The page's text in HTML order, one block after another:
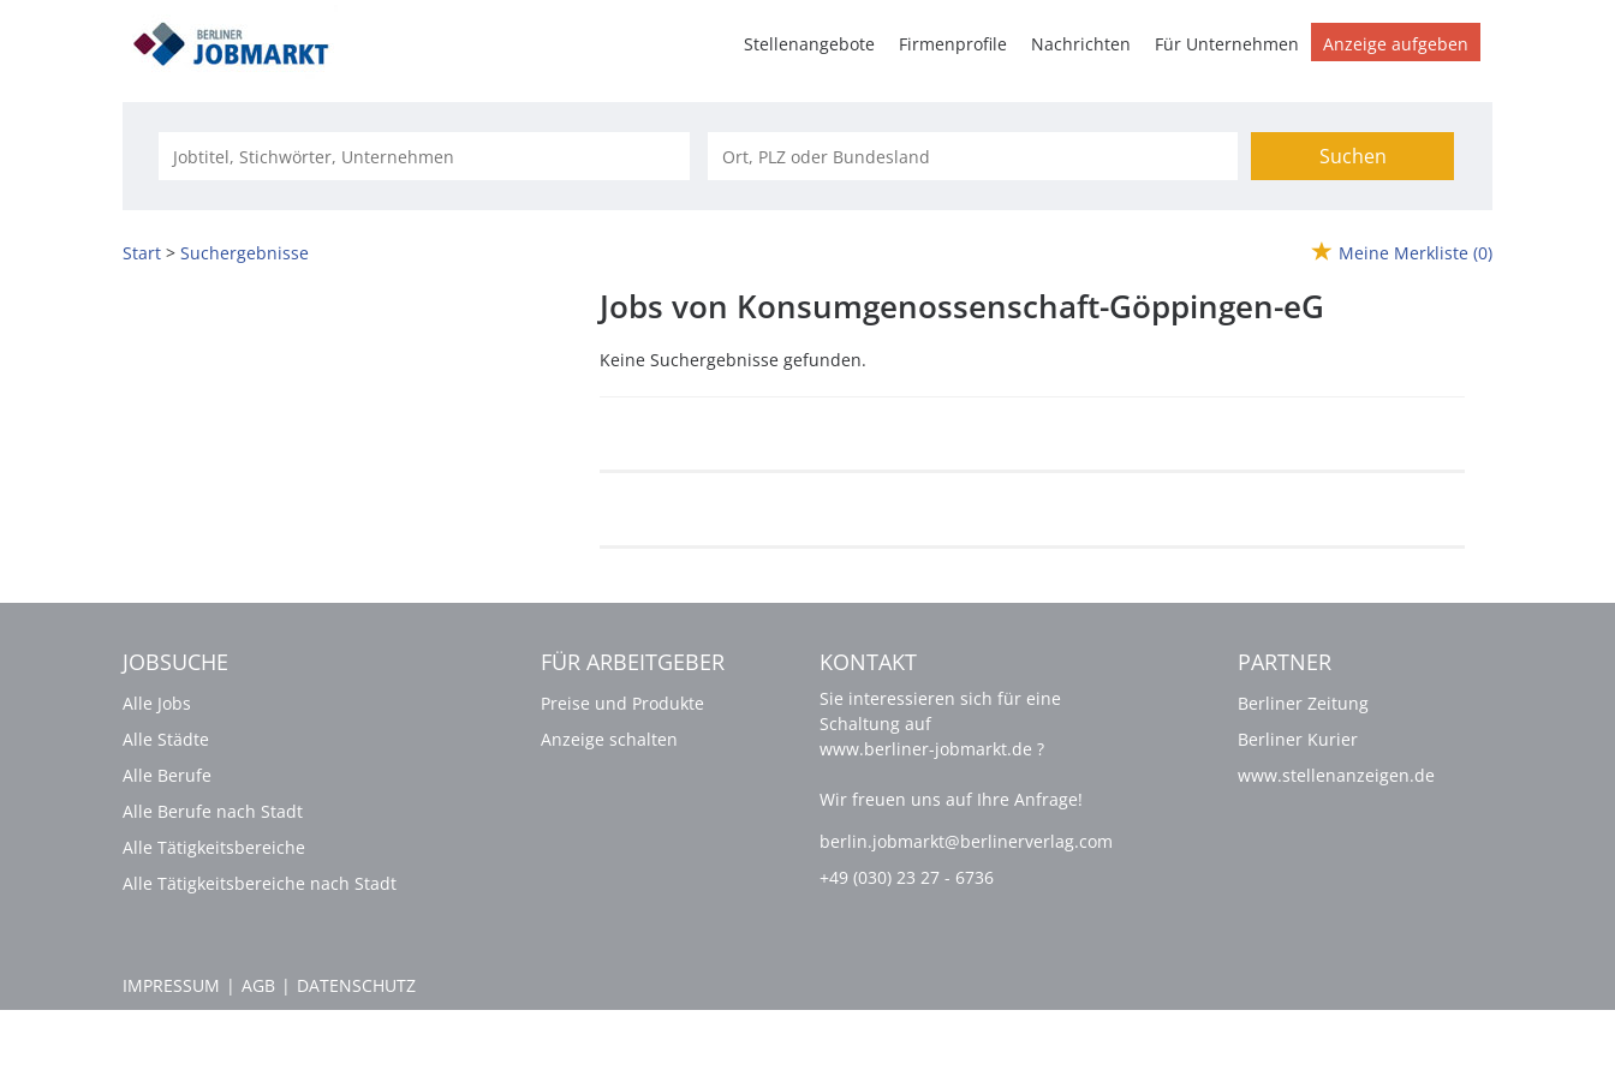
Stellenangebote Firmenprofile Nachrichten Für Unternehmen Anzeige aufgeben
Suchen
Start Suchergebnisse Meine Merkliste (0)
Jobs von Konsumgenossenschaft-Göppingen-eG
Keine Suchergebnisse gefunden.
JOBSUCHE
Alle Jobs
Alle Städte
Alle Berufe
Alle Berufe nach Stadt
Alle Tätigkeitsbereiche
Alle Tätigkeitsbereiche nach Stadt
FÜR ARBEITGEBER
Preise und Produkte
Anzeige schalten
KONTAKT
Sie interessieren sich für eine
Schaltung auf
www.berliner-jobmarkt.de ?
Wir freuen uns auf Ihre Anfrage!
berlin.jobmarkt@berlinerverlag.com
+49 (030) 23 27 - 6736
PARTNER
Berliner Zeitung
Berliner Kurier
www.stellenanzeigen.de
IMPRESSUM | AGB | DATENSCHUTZ